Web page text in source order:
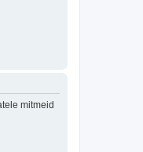
mitmeid